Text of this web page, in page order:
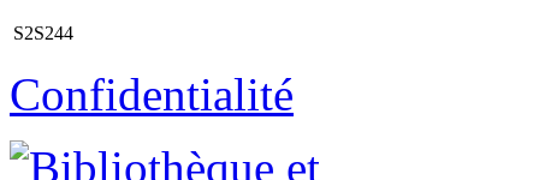
S2S244
Confidentialité